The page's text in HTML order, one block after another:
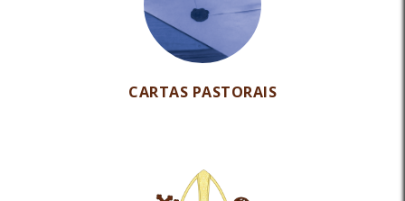
CARTAS PASTORAIS